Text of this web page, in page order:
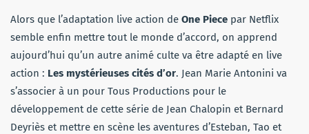
Alors que l’adaptation live action de One Piece par Netflix
semble enfin mettre tout le monde d’accord, on apprend
aujourd’hui qu’un autre animé culte va être adapté en live
action : Les mystérieuses cités d’or. Jean Marie Antonini va
s’associer à un pour Tous Productions pour le
développement de cette série de Jean Chalopin et Bernard
Deyriès et mettre en scène les aventures d’Esteban, Tao et